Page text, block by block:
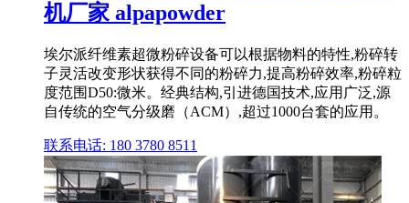
机厂家 alpapowder
埃尔派纤维素超微粉碎设备可以根据物料的特性,粉碎转
子灵活改变形状获得不同的粉碎力,提高粉碎效率,粉碎粒
度范围D50:微米。经典结构,引进德国技术,应用广泛,源
自传统的空气分级磨（ACM）,超过1000台套的应用。
联系电话: 180 3780 8511